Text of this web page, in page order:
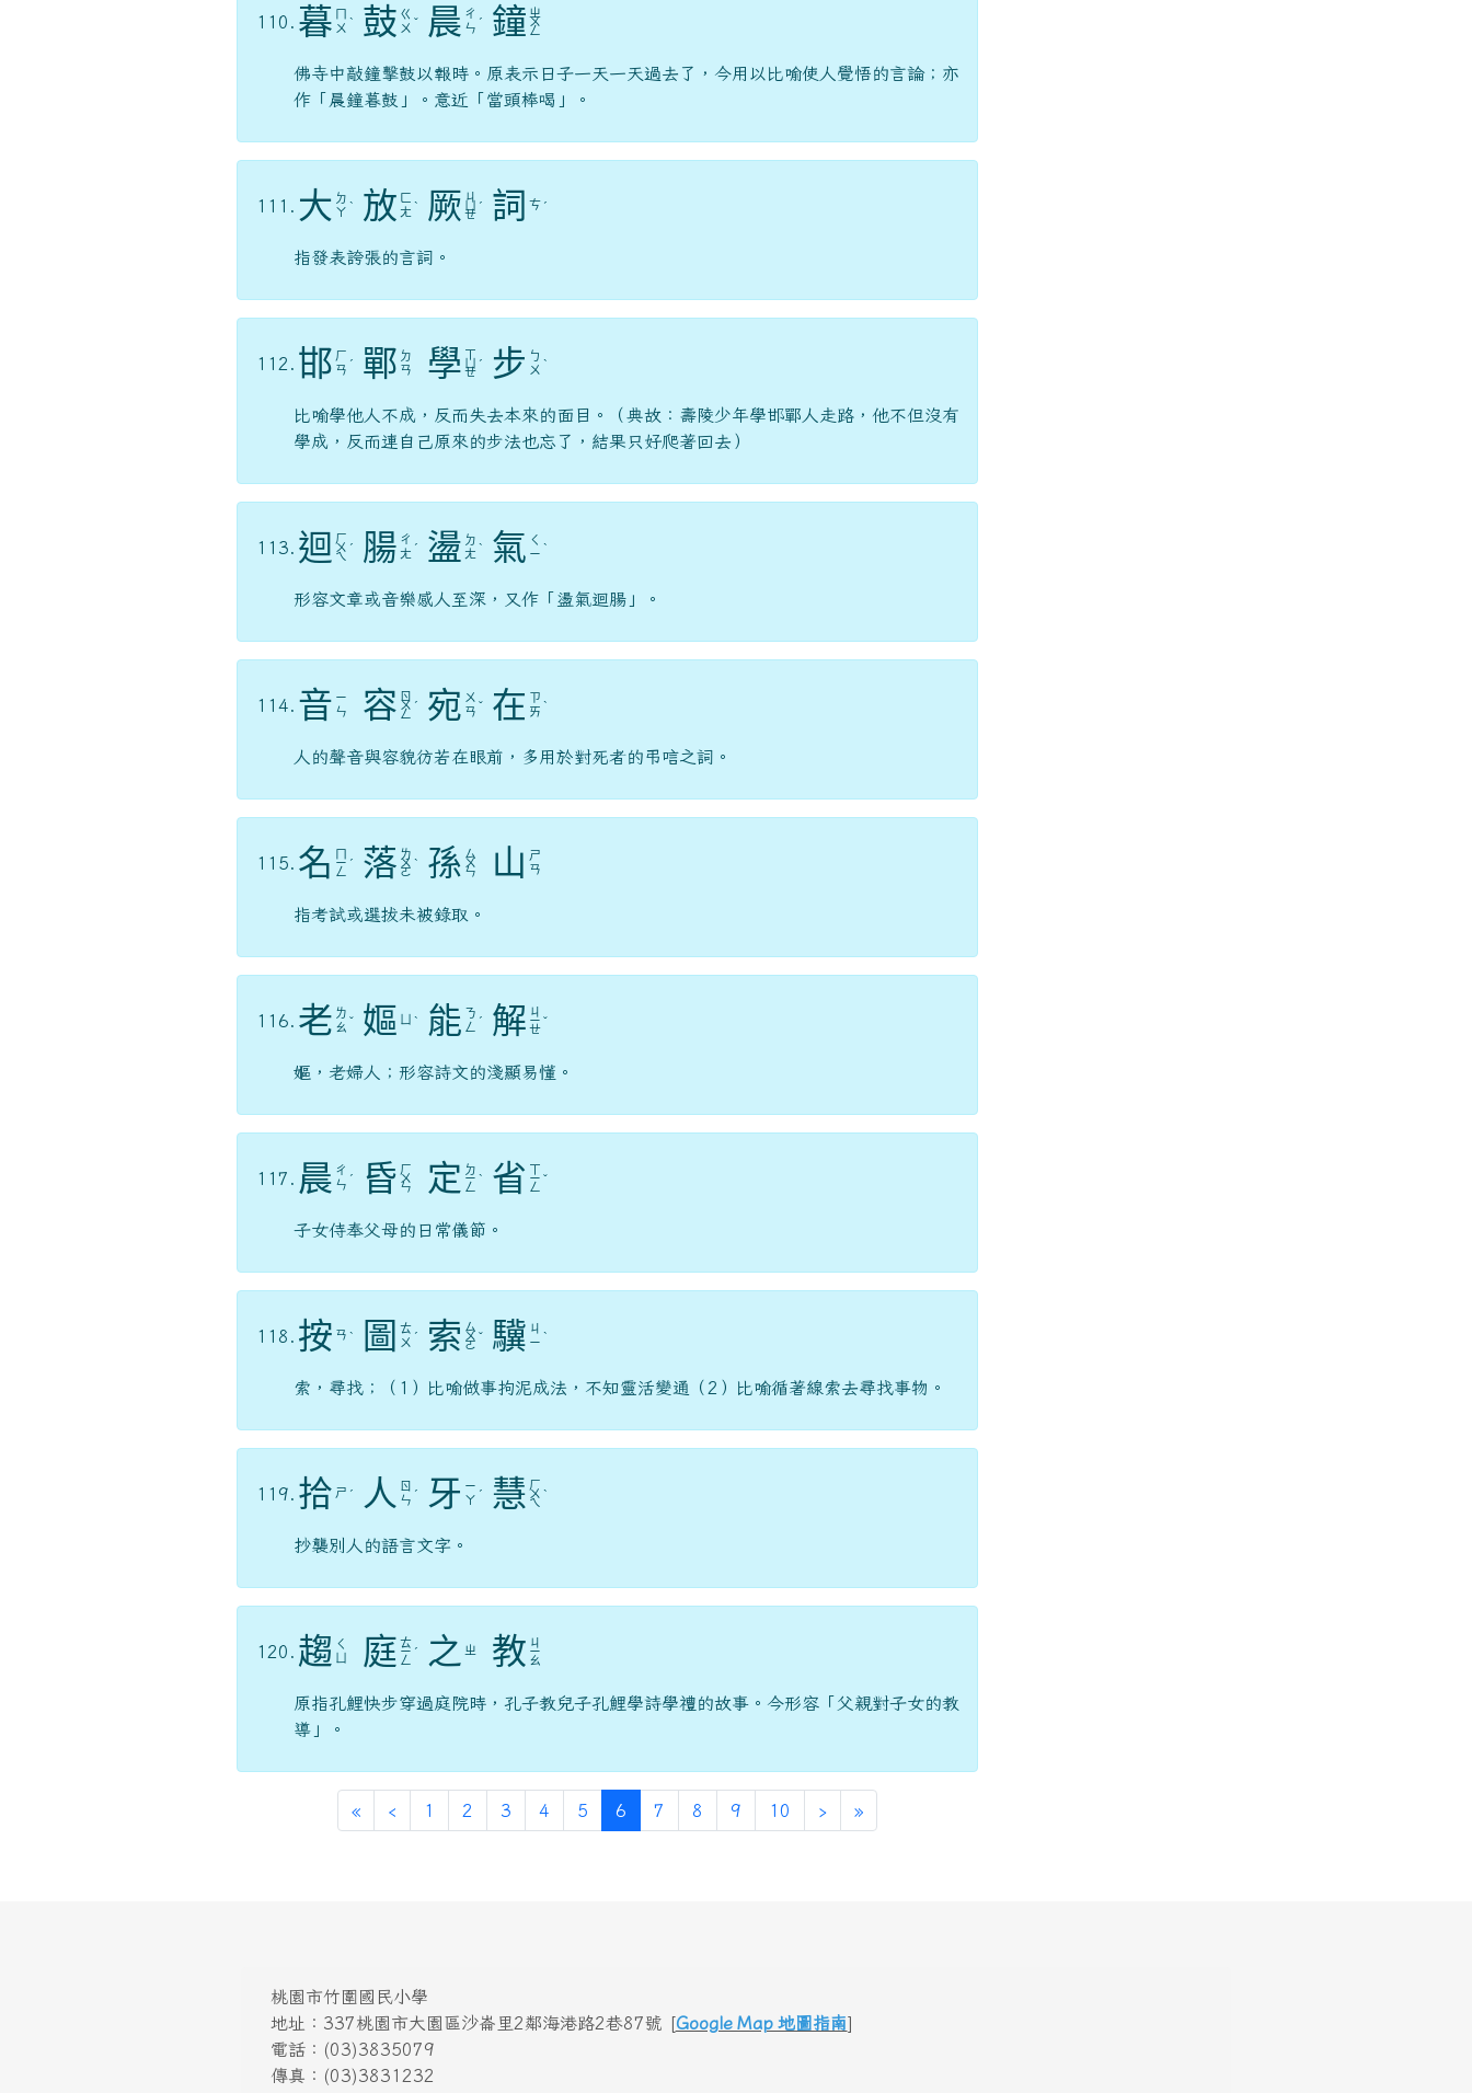
110. 暮 ㄇ
ㄨ ˋ 鼓 ㄍ
ㄨ ˇ 晨 ㄔ
ㄣ ˊ 鐘 ㄓ
ㄨ
ㄥ
佛寺中敲鐘擊鼓以報時。原表示日子一天一天過去了，今用以比喻使人覺悟的言論；亦
作「晨鐘暮鼓」。意近「當頭棒喝」。
111. 大 ㄉ
ㄚ ˋ 放 ㄈ
ㄤ ˋ 厥 ㄐ
ㄩ
ㄝ
ˊ 詞 ㄘ ˊ
指發表誇張的言詞。
112. 邯 ㄏ
ㄢ ˊ 鄲 ㄉ
ㄢ
學 ㄒ
ㄩ
ㄝ
ˊ 步 ㄅ
ㄨ ˋ
比喻學他人不成，反而失去本來的面目。（典故：壽陵少年學邯鄲人走路，他不但沒有
學成，反而連自己原來的步法也忘了，結果只好爬著回去）
113. 迴 ㄏ
ㄨ
ㄟ
ˊ 腸 ㄔ
ㄤ ˊ 盪 ㄉ
ㄤ ˋ 氣 ㄑ
ㄧ ˋ
形容文章或音樂感人至深，又作「盪氣迴腸」。
114. 音 ㄧ
ㄣ
容 ㄖ
ㄨ
ㄥ
ˊ 宛 ㄨ
ㄢ ˇ 在 ㄗ
ㄞ ˋ
人的聲音與容貌彷若在眼前，多用於對死者的弔唁之詞。
115. 名 ㄇ
ㄧ
ㄥ
ˊ 落 ㄌ
ㄨ
ㄛ
ˋ 孫 ㄙ
ㄨ
ㄣ 山 ㄕ
ㄢ
指考試或選拔未被錄取。
116. 老 ㄌ
ㄠ ˇ 嫗 ˋ 能 ㄋ
ㄥ ˊ 解 ㄐ
ㄧ
ㄝ
ˇ
嫗，老婦人；形容詩文的淺顯易懂。
117. 晨 ㄔ
ㄣ ˊ 昏 ㄏ
ㄨ
ㄣ 定 ㄉ
ㄧ
ㄥ
ˋ 省 ㄒ
ㄧ
ㄥ
ˇ
子女侍奉父母的日常儀節。
118. 按 ㄢ ˋ 圖
ㄊ
ㄨ ˊ 索 ㄙ
ㄨ
ㄛ
ˇ 驥 ㄐ
ㄧ ˋ
索，尋找；（1）比喻做事拘泥成法，不知靈活變通（2）比喻循著線索去尋找事物。
119. 拾 ㄕ ˊ 人 ㄖ
ㄣ ˊ 牙 ㄧ
ㄚ ˊ 慧 ㄏ
ㄨ
ㄟ
ˋ
抄襲別人的語言文字。
120. 趨 ㄑ
庭 ㄊ
ㄧ
ㄥ
ˊ 之 ㄓ 教 ㄐ
ㄧ
ㄠ
原指孔鯉快步穿過庭院時，孔子教兒子孔鯉學詩學禮的故事。今形容「父親對子女的教
導」。
« ‹ 1 2 3 4 5 6(current)
7 8 9 10 › »
桃園市竹圍國民小學
地址：337桃園市大園區沙崙里2鄰海港路2巷87號 [Google Map 地圖指南]
電話：(03)3835079
傳真：(03)3831232